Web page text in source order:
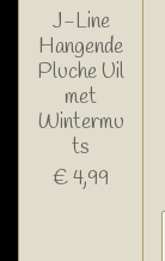
J-Line
Hangende
Pluche Uil
met
Wintermu
ts
€ 4,99